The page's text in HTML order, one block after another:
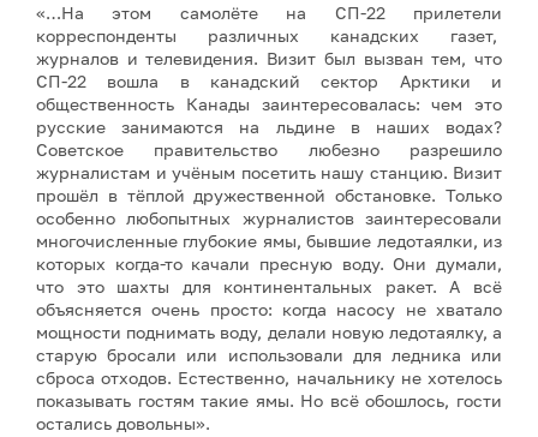
«…На этом самолёте на СП-22 прилетели
корреспонденты различных канадских газет,
журналов и телевидения. Визит был вызван тем, что
СП-22 вошла в канадский сектор Арктики и
общественность Канады заинтересовалась: чем это
русские занимаются на льдине в наших водах?
Советское правительство любезно разрешило
журналистам и учёным посетить нашу станцию. Визит
прошёл в тёплой дружественной обстановке. Только
особенно любопытных журналистов заинтересовали
многочисленные глубокие ямы, бывшие ледотаялки, из
которых когда-то качали пресную воду. Они думали,
что это шахты для континентальных ракет. А всё
объясняется очень просто: когда насосу не хватало
мощности поднимать воду, делали новую ледотаялку, а
старую бросали или использовали для ледника или
сброса отходов. Естественно, начальнику не хотелось
показывать гостям такие ямы. Но всё обошлось, гости
остались довольны».